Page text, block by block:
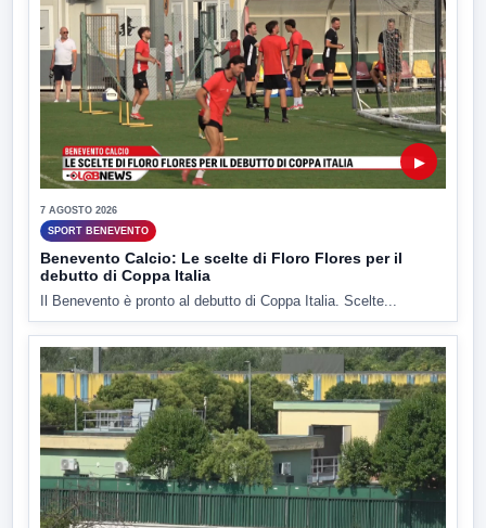
▶
7 AGOSTO 2026
SPORT BENEVENTO
Benevento Calcio: Le scelte di Floro Flores per il
debutto di Coppa Italia
Il Benevento è pronto al debutto di Coppa Italia. Scelte...